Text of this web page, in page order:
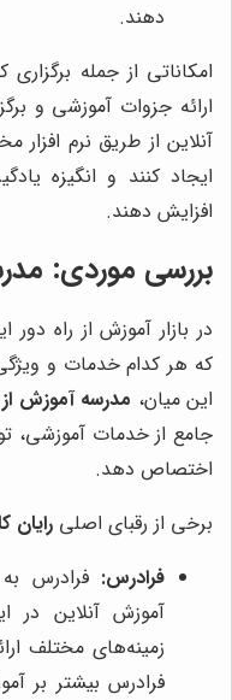
دهند.
امکاناتی از جمله
ارائه جزوات آموزشی و
آنلاین از طریق نرم
ایجاد کنند و انگیزه
افزایش دهند.
بررسی موردی:
در بازار آموزش از راه
که هر کدام خدمات و
این میان، مدرسه آموزش از
جامع از خدمات آموزشی،
اختصاص دهد.
برخی از رقبای اصلی رایان
فرادرس: فرادرس
آموزش آنلاین در
زمینه‌های مختلف
فرادرس بیشتر بر